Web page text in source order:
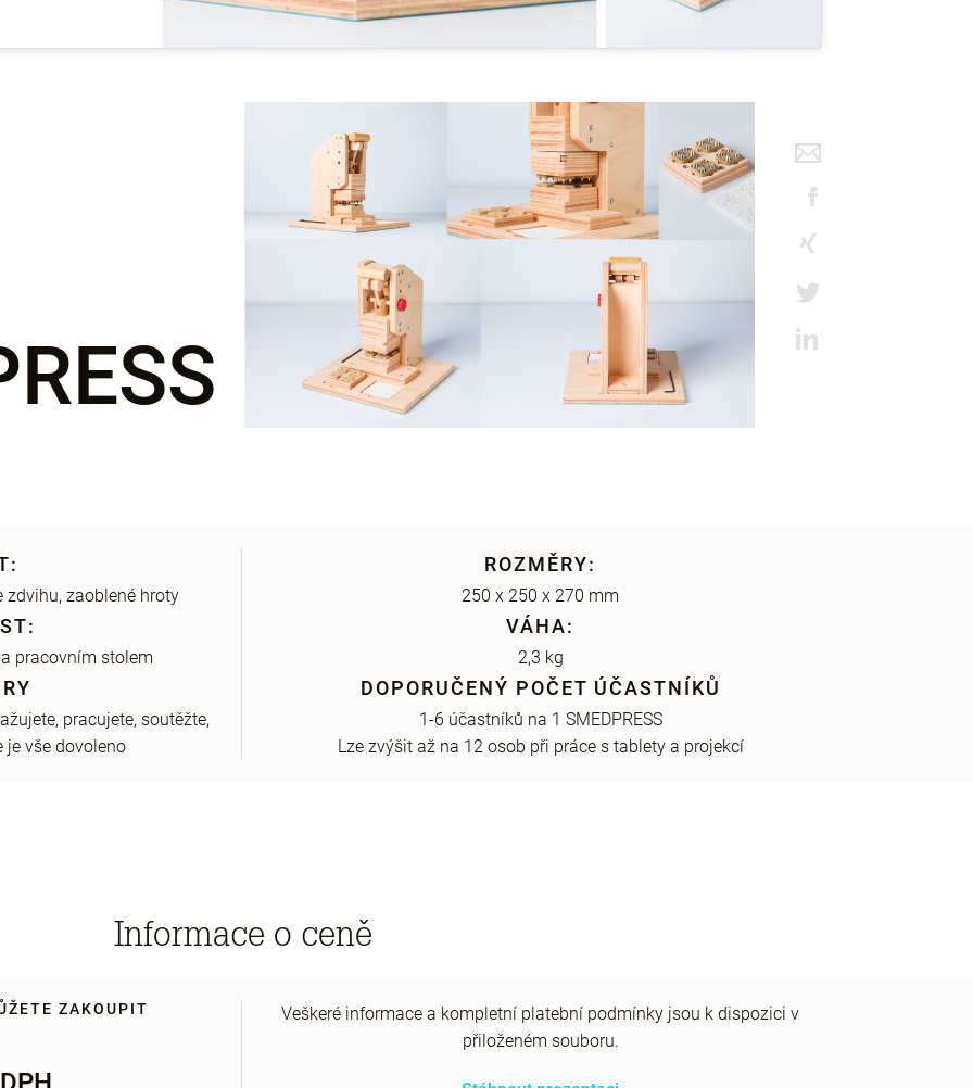
zaoblené hroty
pracovním stolem
pracujete, soutěžte,
je vše dovoleno
ROZMĚRY:
250 x 250 x 270 mm
VÁHA:
2,3 kg
DOPORUČENÝ POČET ÚČASTNÍKŮ
1-6 účastníků na 1 SMEDPRESS
Lze zvýšit až na 12 osob při práce s tablety a projekcí
Informace o ceně
ZAKOUPIT
Veškeré informace a kompletní platební podmínky jsou k dispozici v
přiloženém souboru.